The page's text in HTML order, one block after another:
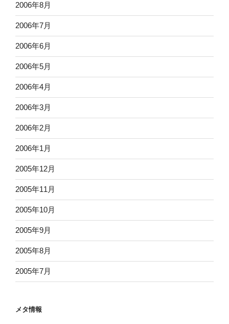
2006年8月
2006年7月
2006年6月
2006年5月
2006年4月
2006年3月
2006年2月
2006年1月
2005年12月
2005年11月
2005年10月
2005年9月
2005年8月
2005年7月
メタ情報